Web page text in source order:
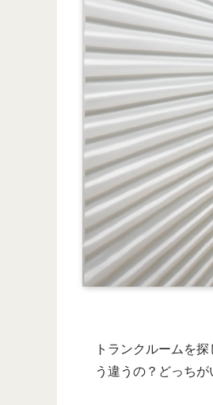
トランクルームを
う違うの？どっち